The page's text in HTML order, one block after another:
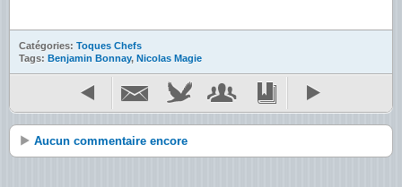
Catégories: Toques Chefs
Tags: Benjamin Bonnay, Nicolas Magie
Aucun commentaire encore